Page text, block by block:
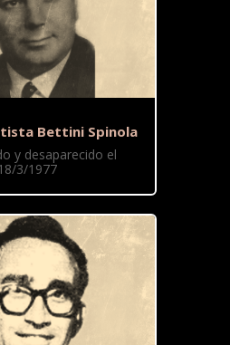
Bettini Spinola
y desaparecido el
3/1977